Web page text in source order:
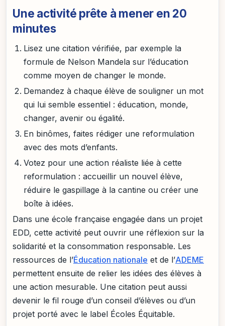
Une activité prête à mener en 20
minutes
Lisez une citation vérifiée, par exemple la
formule de Nelson Mandela sur l’éducation
comme moyen de changer le monde.
Demandez à chaque élève de souligner un mot
qui lui semble essentiel : éducation, monde,
changer, avenir ou égalité.
En binômes, faites rédiger une reformulation
avec des mots d’enfants.
Votez pour une action réaliste liée à cette
reformulation : accueillir un nouvel élève,
réduire le gaspillage à la cantine ou créer une
boîte à idées.
Dans une école française engagée dans un projet
EDD, cette activité peut ouvrir une réflexion sur la
solidarité et la consommation responsable. Les
ressources de l’Éducation nationale et de l’ADEME
permettent ensuite de relier les idées des élèves à
une action mesurable. Une citation peut aussi
devenir le fil rouge d’un conseil d’élèves ou d’un
projet porté avec le label Écoles Équitable.